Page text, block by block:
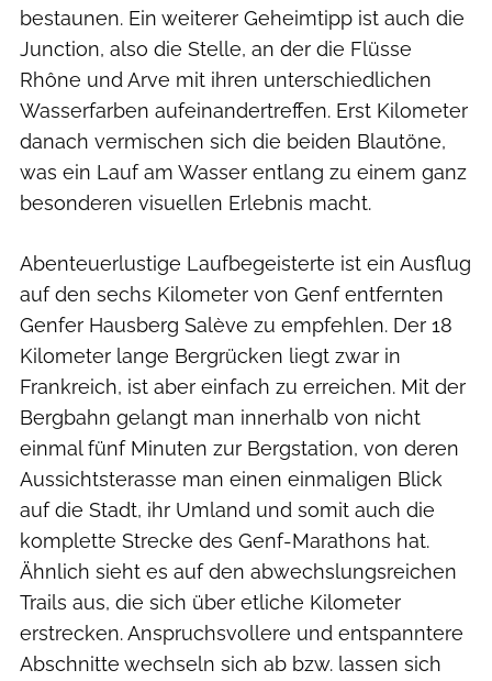
bestaunen. Ein weiterer Geheimtipp ist auch die
Junction, also die Stelle, an der die Flüsse
Rhône und Arve mit ihren unterschiedlichen
Wasserfarben aufeinandertreffen. Erst Kilometer
danach vermischen sich die beiden Blautöne,
was ein Lauf am Wasser entlang zu einem ganz
besonderen visuellen Erlebnis macht.
Abenteuerlustige Laufbegeisterte ist ein Ausflug
auf den sechs Kilometer von Genf entfernten
Genfer Hausberg Salève zu empfehlen. Der 18
Kilometer lange Bergrücken liegt zwar in
Frankreich, ist aber einfach zu erreichen. Mit der
Bergbahn gelangt man innerhalb von nicht
einmal fünf Minuten zur Bergstation, von deren
Aussichtsterasse man einen einmaligen Blick
auf die Stadt, ihr Umland und somit auch die
komplette Strecke des Genf-Marathons hat.
Ähnlich sieht es auf den abwechslungsreichen
Trails aus, die sich über etliche Kilometer
erstrecken. Anspruchsvollere und entspanntere
Abschnitte wechseln sich ab bzw. lassen sich